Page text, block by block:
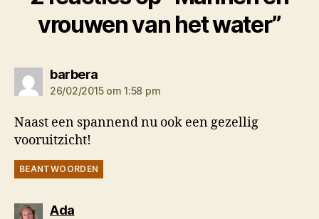
vrouwen van het water”
barberazegt:
26/02/2015 om 1:58 pm
Naast een spannend nu ook een gezellig
vooruitzicht!
BEANTWOORDEN
Adazegt: